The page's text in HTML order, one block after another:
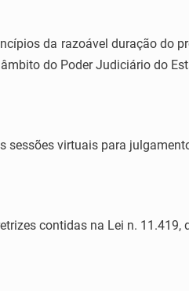
da razoável duração do
do Poder Judiciário do
sessões virtuais para
contidas na Lei n.